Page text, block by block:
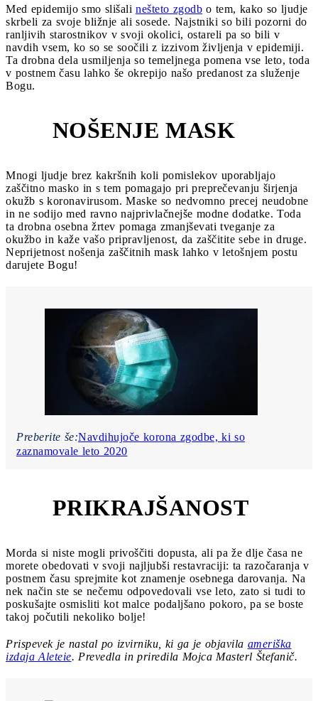
Med epidemijo smo slišali nešteto zgodb o tem, kako so ljudje
skrbeli za svoje bližnje ali sosede. Najstniki so bili pozorni do
ranljivih starostnikov v svoji okolici, ostareli pa so bili v
navdih vsem, ko so se soočili z izzivom življenja v epidemiji.
Ta drobna dela usmiljenja so temeljnega pomena vse leto, toda
v postnem času lahko še okrepijo našo predanost za služenje
Bogu.
NOŠENJE MASK
Mnogi ljudje brez kakršnih koli pomislekov uporabljajo
zaščitno masko in s tem pomagajo pri preprečevanju širjenja
okužb s koronavirusom. Maske so nedvomno precej neudobne
in ne sodijo med ravno najprivlačnejše modne dodatke. Toda
ta drobna osebna žrtev pomaga zmanjševati tveganje za
okužbo in kaže vašo pripravljenost, da zaščitite sebe in druge.
Neprijetnost nošenja zaščitnih mask lahko v letošnjem postu
darujete Bogu!
Preberite še:Navdihujoče korona zgodbe, ki so
zaznamovale leto 2020
PRIKRAJŠANOST
Morda si niste mogli privoščiti dopusta, ali pa že dlje časa ne
morete obedovati v svoji najljubši restavraciji: ta razočaranja v
postnem času sprejmite kot znamenje osebnega darovanja. Na
nek način ste se nečemu odpovedovali vse leto, zato si tudi to
poskušajte osmisliti kot malce podaljšano pokoro, pa se boste
takoj počutili nekoliko bolje!
Prispevek je nastal po izvirniku, ki ga je objavila ameriška
izdaja Aleteie. Prevedla in priredila Mojca Masterl Štefanič.